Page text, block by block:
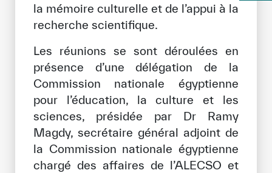
la mémoire culturelle et de l’appui à la
recherche scientifique.
Les réunions se sont déroulées en
présence d’une délégation de la
Commission nationale égyptienne
pour l’éducation, la culture et les
sciences, présidée par Dr Ramy
Magdy, secrétaire général adjoint de
la Commission nationale égyptienne
chargé des affaires de l’ALECSO et